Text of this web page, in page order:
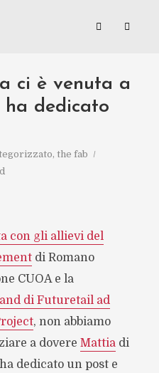
ci è venuta a
dedicato
, the fab
con gli allievi del
di Romano
CUOA e la
di Futuretail ad
, non abbiamo
a dovere Mattiadi
dedicato un post e